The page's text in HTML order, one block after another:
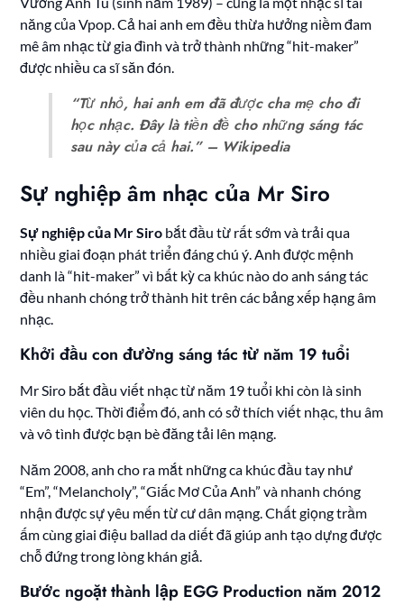
năng của Vpop. Cả hai anh em đều thừa hưởng niềm đam
mê âm nhạc từ gia đình và trở thành những “hit-maker”
được nhiều ca sĩ săn đón.
“Từ nhỏ, hai anh em đã được cha mẹ cho đi
học nhạc. Đây là tiền đề cho những sáng tác
sau này của cả hai.” – Wikipedia
Sự nghiệp âm nhạc của Mr Siro
Sự nghiệp của Mr Siro bắt đầu từ rất sớm và trải qua
nhiều giai đoạn phát triển đáng chú ý. Anh được mệnh
danh là “hit-maker” vì bất kỳ ca khúc nào do anh sáng tác
đều nhanh chóng trở thành hit trên các bảng xếp hạng âm
nhạc.
Khởi đầu con đường sáng tác từ năm 19 tuổi
Mr Siro bắt đầu viết nhạc từ năm 19 tuổi khi còn là sinh
viên du học. Thời điểm đó, anh có sở thích viết nhạc, thu âm
và vô tình được bạn bè đăng tải lên mạng.
Năm 2008, anh cho ra mắt những ca khúc đầu tay như
“Em”, “Melancholy”, “Giấc Mơ Của Anh” và nhanh chóng
nhận được sự yêu mến từ cư dân mạng. Chất giọng trầm
ấm cùng giai điệu ballad da diết đã giúp anh tạo dựng được
chỗ đứng trong lòng khán giả.
Bước ngoặt thành lập EGG Production năm 2012